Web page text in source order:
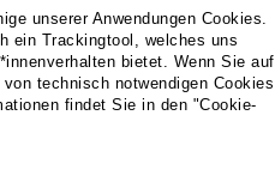
unserer Anwendungen Cookies.
ein Trackingtool, welches uns
bietet. Wenn Sie auf
technisch notwendigen Cookies
findet Sie in den "Cookie-